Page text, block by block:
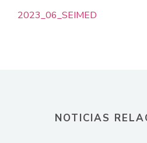
2023_06_SEIMED
NOTICIAS